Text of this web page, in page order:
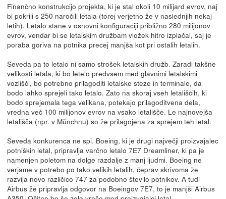
Finančno konstrukcijo projekta, ki je stal okoli 10 milijard evrov, naj
bi pokrili s 250 naročili letala (torej verjetno že v naslednjih nekaj
letih). Letalo stane v osnovni konfiguraciji približno 280 milijonov
evrov, vendar bi se letalskim družbam vložek hitro izplačal, saj je
poraba goriva na potnika precej manjša kot pri ostalih letalih.
Seveda pa to letalo ni samo strošek letalskih družb. Zaradi takšne
velikosti letala, ki bo letelo predvsem med glavnimi letalskimi
vozlišči, bo potrebno prilagoditi letalske steze in terminale, da
bodo lahko sprejeli tako letalo. Zato na skoraj vseh letališčih, ki
bodo sprejemala tega velikana, potekajo prilagoditvena dela,
vredna več 100 milijonov evrov na vsako letališče. Le najnovejša
letališča (npr. v Münchnu) so že prilagojena za sprejem teh letal.
Seveda konkurenca ne spi. Boeing, ki je drugi največji proizvajalec
potniških letal, pripravlja varčno letalo 7E7 Dreamliner, ki pa je
namenjen poletom na dolge razdalje z manj ljudmi. Boeing ne
verjame v potrebo po tako velikih letalih, čeprav skrivoma že
razvija novo različico 747 za podobno število potnikov. A tudi
Airbus že pripravlja odgovor na Boeingov 7E7, to je manjši Airbus